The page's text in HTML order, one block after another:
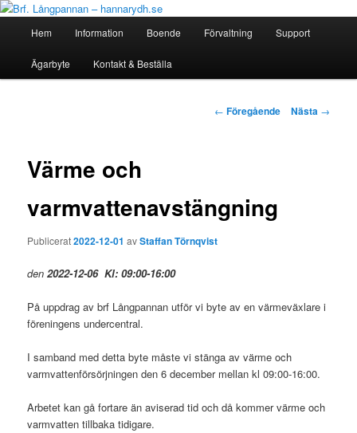
Hoppa
huvudinnehåll
Brf. Långpannan – hannarydh.se
Hem Information Boende Förvaltning Support
Ägarbyte Kontakt & Beställa
Inläggsnavigering
← Föregående Nästa →
Värme och
varmvattenavstängning
Publicerat2022-12-01 avStaffan Törnqvist
den2022-12-06 Kl: 09:00-16:00
På uppdrag av brf Långpannan utför vi byte av en värmeväxlare i
föreningens undercentral.
I samband med detta byte måste vi stänga av värme och
varmvattenförsörjningen den 6 december mellan kl 09:00-16:00.
Arbetet kan gå fortare än aviserad tid och då kommer värme och
varmvatten tillbaka tidigare.